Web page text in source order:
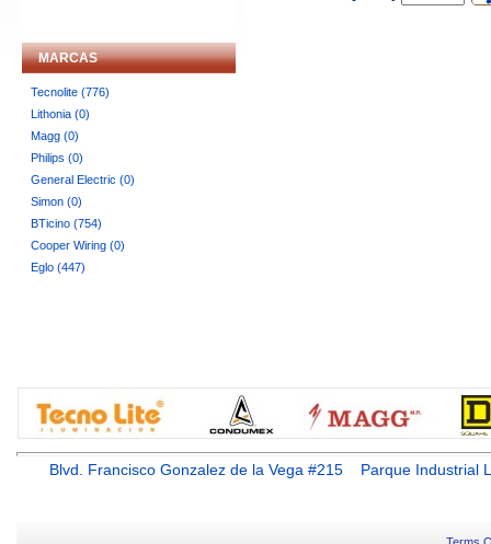
MARCAS
Tecnolite (776)
Lithonia (0)
Magg (0)
Philips (0)
General Electric (0)
Simon (0)
BTicino (754)
Cooper Wiring (0)
Eglo (447)
Blvd. Francisco Gonzalez de la Vega #215 Parque